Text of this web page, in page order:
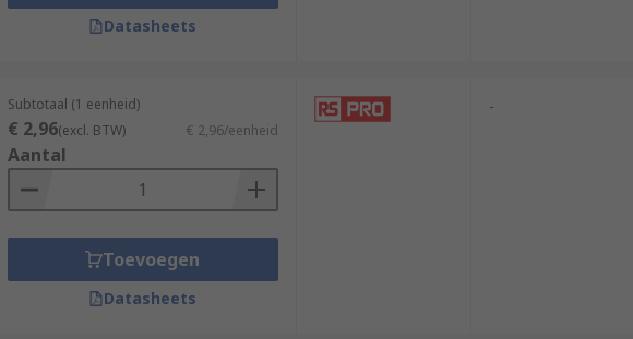
Datasheets
Subtotaal (1 eenheid)
€ 2,96(excl. BTW) € 2,96/eenheid
Aantal
Toevoegen
Datasheets
-